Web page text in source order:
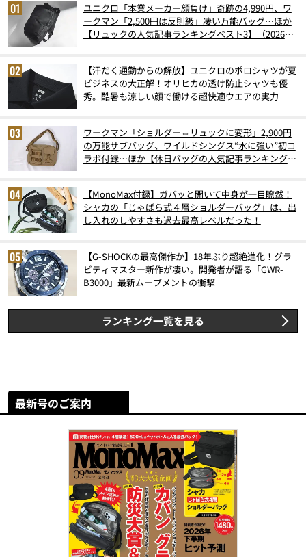
ユニクロ「本業メーカー顔負け」奇跡の4,990円、ワ
ークマン「2,500円は反則級」凄い万能バッグ…ほか
【リュックの人気記事ランキングベスト3】（2026年
【汗だく通勤からの解放】ユニクロのポロシャツが夏
ビジネスの大正解！オリヒカの透け防止シャツも優
秀。酷暑も涼しい顔で働ける超快適ウエアの実力
ワークマン「ショルダー⇔リュックに変形」2,900円
の万能サブバッグ、ワイルドシングス“水に強い”初コ
ラボ付録…ほか【休日バッグの人気記事ランキングベ
【MonoMax付録】ガバッと開いて中身が一目瞭然！
シャカの「じゃばら式４層ショルダーバッグ」は、出
し入れのしやすさも過去最高レベルだった！
【G-SHOCKの最高傑作か】18年ぶり超絶進化！グラ
ビティマスター新作が凄い。開発者が語る「GWR-
B3000」最新ムーブメントの衝撃
ランキング一覧を見る
最新号のご案内